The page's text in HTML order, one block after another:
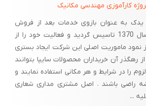
موتور ، باید دقت بیشتری شده و محل قطعهو
سپرده یا یادداشت نمود تا در موقع بستن
گیرد . حتی بعضی نکات لازم را روی بر
چسباند .
های تایمینگ روی چرخ دنده ها ی میل لنگ
کارآموزی مهندسی مکانیک
یدک به عنوان بازوی خدمات بعد از فروش
محصولات سایپا در سال 1370 تاسیس گردید و فعالیت خود را از
سال 1371 آغاز نمود ماموریت اصلی این شرکت ایجاد بستری
رهگذر آن خریداران محصولات سایپا بتوانند
را در شرایط و هر مکانی استفاده نمایند و
راضی باشند . اصل مشتری مداری شعاری
...